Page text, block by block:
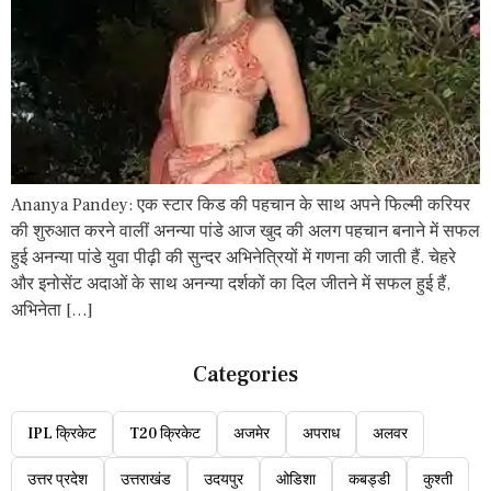
Ananya Pandey: एक स्टार किड की पहचान के साथ अपने फिल्मी करियर
की शुरुआत करने वालीं अनन्या पांडे आज खुद की अलग पहचान बनाने में सफल
हुई अनन्या पांडे युवा पीढ़ी की सुन्दर अभिनेत्रियों में गणना की जाती हैं. चेहरे
और इनोसेंट अदाओं के साथ अनन्या दर्शकों का दिल जीतने में सफल हुई हैं,
अभिनेता […]
Categories
IPL क्रिकेट T20 क्रिकेट अजमेर अपराध अलवर
उत्तर प्रदेश उत्तराखंड उदयपुर ओडिशा कबड्डी कुश्ती